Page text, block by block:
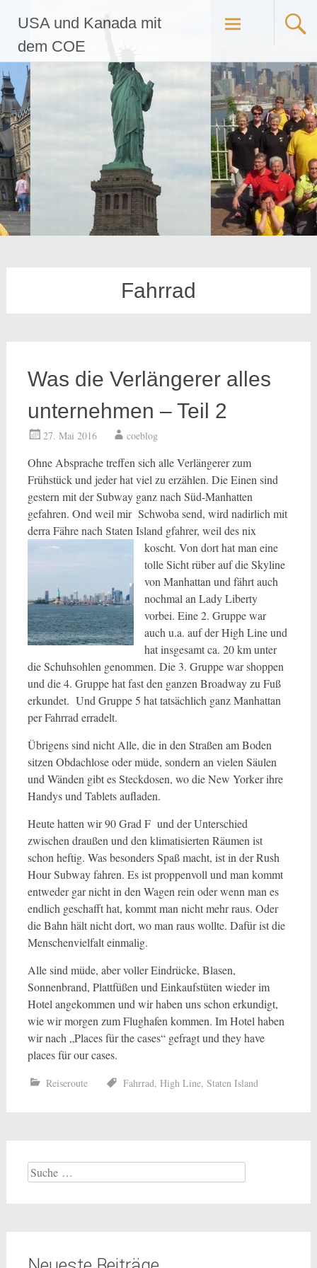
Inhalt
springen
USA und Kanada mit
dem COE
Fahrrad
Was die Verlängerer alles
unternehmen – Teil 2
27. Mai 2016 coeblog
Ohne Absprache treffen sich alle Verlängerer zum
Frühstück und jeder hat viel zu erzählen. Die Einen sind
gestern mit der Subway ganz nach Süd-Manhatten
gefahren. Ond weil mir Schwoba send, wird nadirlich mit
derra Fähre nach Staten Island gfahrer, weil des nix
koscht. Von dort hat man eine
tolle Sicht rüber auf die Skyline
von Manhattan und fährt auch
nochmal an Lady Liberty
vorbei. Eine 2. Gruppe war
auch u.a. auf der High Line und
hat insgesamt ca. 20 km unter
die Schuhsohlen genommen. Die 3. Gruppe war shoppen
und die 4. Gruppe hat fast den ganzen Broadway zu Fuß
erkundet. Und Gruppe 5 hat tatsächlich ganz Manhattan
per Fahrrad erradelt.
Übrigens sind nicht Alle, die in den Straßen am Boden
sitzen Obdachlose oder müde, sondern an vielen Säulen
und Wänden gibt es Steckdosen, wo die New Yorker ihre
Handys und Tablets aufladen.
Heute hatten wir 90 Grad F und der Unterschied
zwischen draußen und den klimatisierten Räumen ist
schon heftig. Was besonders Spaß macht, ist in der Rush
Hour Subway fahren. Es ist proppenvoll und man kommt
entweder gar nicht in den Wagen rein oder wenn man es
endlich geschafft hat, kommt man nicht mehr raus. Oder
die Bahn hält nicht dort, wo man raus wollte. Dafür ist die
Menschenvielfalt einmalig.
Alle sind müde, aber voller Eindrücke, Blasen,
Sonnenbrand, Plattfüßen und Einkaufstüten wieder im
Hotel angekommen und wir haben uns schon erkundigt,
wie wir morgen zum Flughafen kommen. Im Hotel haben
wir nach „Places für the cases“ gefragt und they have
places für our cases.
Reiseroute Fahrrad, High Line, Staten Island
Suche
nach: